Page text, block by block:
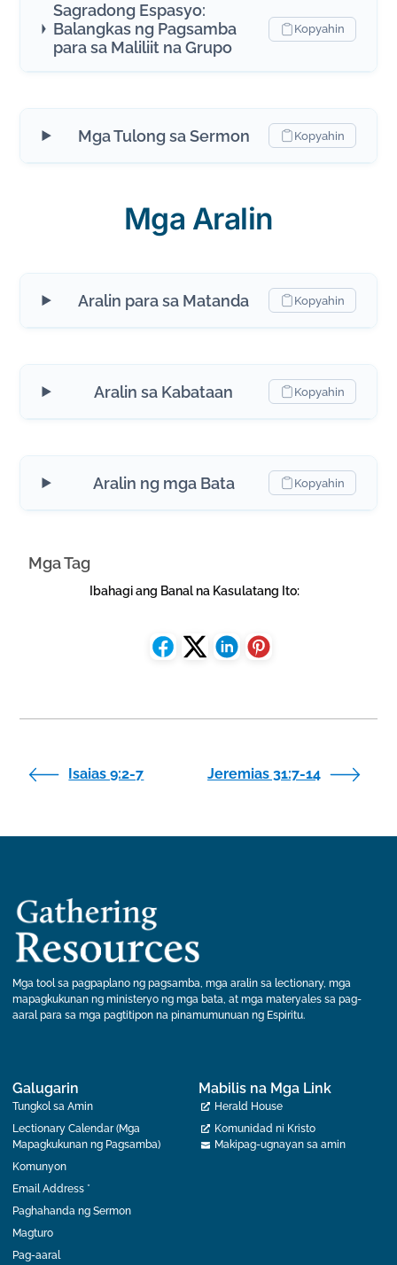
Sagradong Espasyo:
Balangkas ng Pagsamba
para sa Maliliit na Grupo
Kopyahin
Mga Tulong sa Sermon Kopyahin
Mga Aralin
Aralin para sa Matanda Kopyahin
Aralin sa Kabataan Kopyahin
Aralin ng mga Bata Kopyahin
Mga Tag
Ibahagi ang Banal na Kasulatang Ito:
Isaias 9:2-7 Jeremias 31:7-14
Mga tool sa pagpaplano ng pagsamba, mga aralin sa lectionary, mga
mapagkukunan ng ministeryo ng mga bata, at mga materyales sa pag-
aaral para sa mga pagtitipon na pinamumunuan ng Espiritu.
Galugarin
Tungkol sa Amin
Lectionary Calendar (Mga
Mapagkukunan ng Pagsamba)
Komunyon
Email Address *
Paghahanda ng Sermon
Magturo
Pag-aaral
Mabilis na Mga Link
Herald House
Komunidad ni Kristo
Makipag-ugnayan sa amin